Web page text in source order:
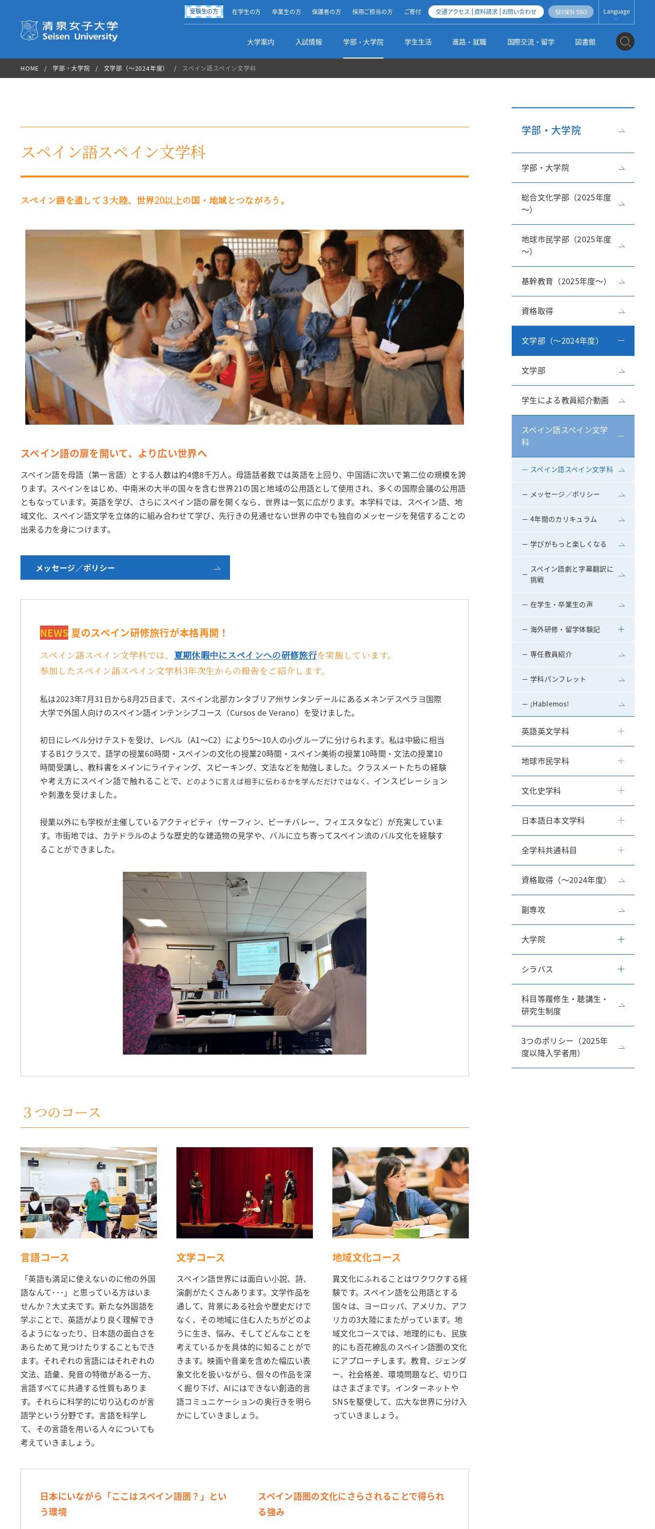
受験生の方 在学生の方 卒業生の方 保護者の方 採用ご担当の方 ご寄付 交通アクセス 資料請求 お問い合わせ SEISEN SSO Language
大学案内
大学案内
学生・教員のメディア出演情報 研究所・センター
入試情報
入試情報
【一般選抜】一般入試・共通テスト利用入試
学部・大学院
学部・大学院
シラバス
学生生活
Campus Life
進路・就職
Career
国際交流・留学
International Exchange
図書館
図書館
よくある質問
HOME 学部・大学院 文学部（～2024年度） スペイン語スペイン文学科
スペイン語スペイン文学科
スペイン語を通して３大陸、世界20以上の国・地域とつながろう。
スペイン語の扉を開いて、より広い世界へ
スペイン語を母語（第一言語）とする人数は約4億8千万人。母語話者数では英語を上回り、中国語に次いで第二位の規模を誇
ります。スペインをはじめ、中南米の大半の国々を含む世界21の国と地域の公用語として使用され、多くの国際会議の公用語
ともなっています。英語を学び、さらにスペイン語の扉を開くなら、世界は一気に広がります。本学科では、スペイン語、地
域文化、スペイン語文学を立体的に組み合わせて学び、先行きの見通せない世界の中でも独自のメッセージを発信することの
出来る力を身につけます。
メッセージ／ポリシー
NEWS 夏のスペイン研修旅行が本格再開！
スペイン語スペイン文学科では、 夏期休暇中にスペインへの研修旅行を実施しています。
参加したスペイン語スペイン文学科3年次生からの報告をご紹介します。
私は2023年7月31日から8月25日まで、スペイン北部カンタブリア州サンタンデールにあるメネンデスペラヨ国際
大学で外国人向けのスペイン語インテンシブコース（Cursos de Verano）を受けました。
初日にレベル分けテストを受け、レベル（A1～C2）により5～10人の小グループに分けられます。私は中級に相当
するB1クラスで、語学の授業60時間・スペインの文化の授業20時間・スペイン美術の授業10時間・文法の授業10
時間受講し、教科書をメインにライティング、スピーキング、文法などを勉強しました。 クラスメートたちの経験
や考え方にスペイン語で触れることで、
どのように言えば相手に伝わるかを学んだだけではなく、 インスピレーション
や刺激を受けました。
授業以外にも学校が主催しているアクティビティ（サーフィン、ビーチバレー、フィエスタなど）が充実していま
す。市街地では、カテドラルのような歴史的な建造物の見学や、バルに立ち寄ってスペイン流のバル文化を経験す
ることができました。
３つのコース
言語コース
「英語も満足に使えないのに他の外国
語なんて･･･」と思っている方はいま
せんか？大丈夫です。新たな外国語を
学ぶことで、英語がより良く理解でき
るようになったり、日本語の面白さを
あらためて見つけたりすることもでき
ます。それぞれの言語にはそれぞれの
文法、語彙、発音の特徴がある一方、
言語すべてに共通する性質もありま
す。それらに科学的に切り込むのが言
語学という分野です。言語を科学し
て、その言語を用いる人々についても
考えていきましょう。
文学コース
スペイン語世界には面白い小説、詩、
演劇がたくさんあります。文学作品を
通して、背景にある社会や歴史だけで
なく、その地域に住む人たちがどのよ
うに生き、悩み、そしてどんなことを
考えているかを具体的に知ることがで
きます。映画や音楽を含めた幅広い表
象文化を扱いながら、個々の作品を深
く掘り下げ、AIにはできない創造的言
語コミュニケーションの奥行きを明ら
かにしていきましょう。
地域文化コース
異文化にふれることはワクワクする経
験です。スペイン語を公用語とする
国々は、ヨーロッパ、アメリカ、アフ
リカの3大陸にまたがっています。地
域文化コースでは、地理的にも、民族
的にも百花繚乱のスペイン語圏の文化
にアプローチします。教育、ジェンダ
ー、社会格差、環境問題など、切り口
はさまざまです。インターネットや
SNSを駆使して、広大な世界に分け入
っていきましょう。
日本にいながら「ここはスペイン語圏？」とい
う環境
スペイン語圏の文化にさらされることで得られ
る強み
学部・大学院
学部・大学院
総合文化学部（2025年度
～）
地球市民学部（2025年度
～）
基幹教育（2025年度～）
資格取得
文学部（～2024年度）
文学部
学生による教員紹介動画
スペイン語スペイン文学
科
スペイン語スペイン文学科
メッセージ／ポリシー
4年間のカリキュラム
学びがもっと楽しくなる
スペイン語劇と字幕翻訳に
挑戦
在学生・卒業生の声
海外研修・留学体験記
専任教員紹介
学科パンフレット
¡Hablemos!
英語英文学科
地球市民学科
文化史学科
日本語日本文学科
全学科共通科目
資格取得（～2024年度）
副専攻
大学院
シラバス
科目等履修生・聴講生・
研究生制度
3つのポリシー（2025年
度以降入学者用）